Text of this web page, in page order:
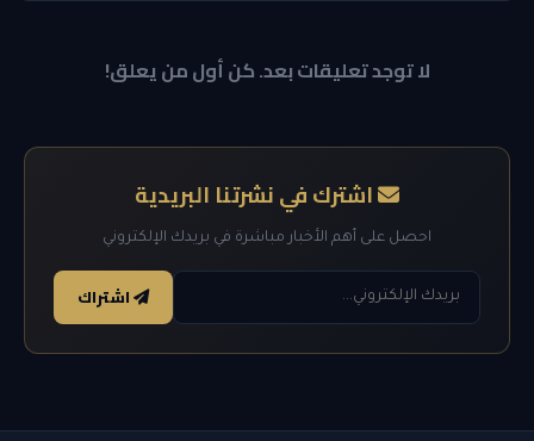
لا توجد تعليقات بعد. كن أول من يعلق!
اشترك في نشرتنا البريدية
احصل على أهم الأخبار مباشرة في بريدك الإلكتروني
اشتراك